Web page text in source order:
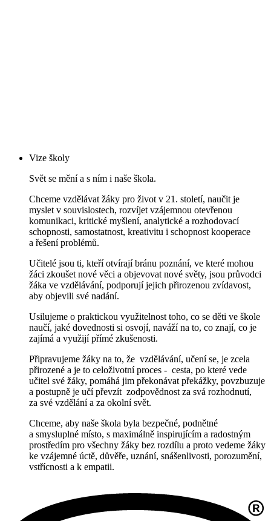
Vize školy
Svět se mění a s ním i naše škola.
Chceme vzdělávat žáky pro život v 21. století, naučit je
myslet v souvislostech, rozvíjet vzájemnou otevřenou
komunikaci, kritické myšlení, analytické a rozhodovací
schopnosti, samostatnost, kreativitu i schopnost kooperace
a řešení problémů.
Učitelé jsou ti, kteří otvírají bránu poznání, ve které mohou
žáci zkoušet nové věci a objevovat nové světy, jsou průvodci
žáka ve vzdělávání, podporují jejich přirozenou zvídavost,
aby objevili své nadání.
Usilujeme o praktickou využitelnost toho, co se děti ve škole
naučí, jaké dovednosti si osvojí, naváží na to, co znají, co je
zajímá a využijí přímé zkušenosti.
Připravujeme žáky na to, že vzdělávání, učení se, je zcela
přirozené a je to celoživotní proces - cesta, po které vede
učitel své žáky, pomáhá jim překonávat překážky, povzbuzuje
a postupně je učí převzít zodpovědnost za svá rozhodnutí,
za své vzdělání a za okolní svět.
Chceme, aby naše škola byla bezpečné, podnětné
a smysluplné místo, s maximálně inspirujícím a radostným
prostředím pro všechny žáky bez rozdílu a proto vedeme žáky
ke vzájemné úctě, důvěře, uznání, snášenlivosti, porozumění,
vstřícnosti a k empatii.